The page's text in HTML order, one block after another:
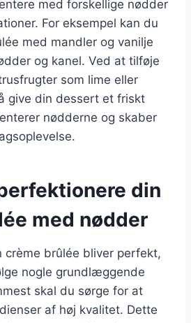
med forskellige nødder
For eksempel kan du
med mandler og vanilje
og kanel. Ved at tilføje
som lime eller
give din dessert et friskt
nødderne og skaber
din
med nødder
crème brûlée bliver perfekt,
nogle grundlæggende
skal du sørge for at
af høj kvalitet. Dette